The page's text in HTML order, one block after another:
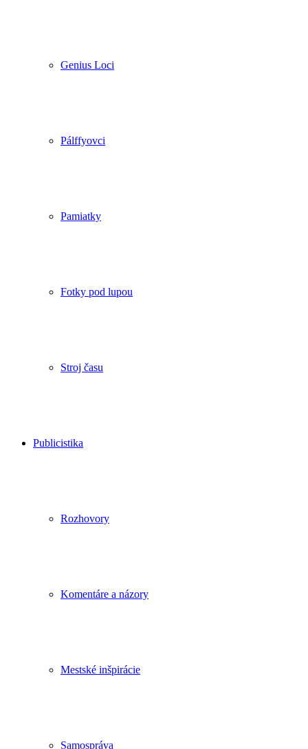
Genius Loci
Pálffyovci
Pamiatky
Fotky pod lupou
Stroj času
Publicistika
Rozhovory
Komentáre a názory
Mestské inšpirácie
Samospráva